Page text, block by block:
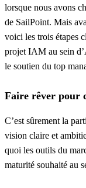
lorsque nous avons
de SailPoint. Mais
voici les trois étapes
projet IAM au sein
le soutien du top
Faire rêver pour
C’est sûrement la
vision claire et
quoi les outils du
maturité souhaité au